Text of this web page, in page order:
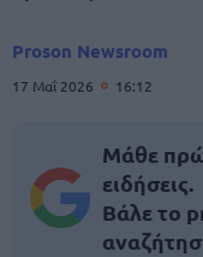
Proson Newsroom
17 Μαΐ 2026 16:12
Μάθε
ειδήσεις.
Βάλε το